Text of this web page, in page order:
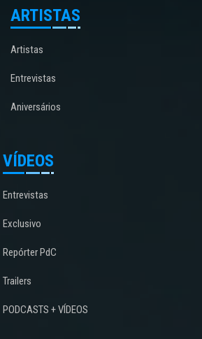
ARTISTAS
Artistas
Entrevistas
Aniversários
VÍDEOS
Entrevistas
Exclusivo
Repórter PdC
Trailers
PODCASTS + VÍDEOS